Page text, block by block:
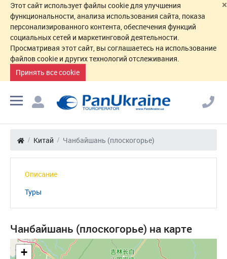
×
Этот сайт использует файлы cookie для улучшения
функциональности, анализа использования сайта, показа
персонализированного контента, обеспечения функций
социальных сетей и маркетинговой деятельности.
Просматривая этот сайт, вы соглашаетесь на использование
файлов cookie и других технологий отслеживания.
Принять все cookie
Китай Чанбайшань (плоскогорье)
Описание
Туры
Чанбайшань (плоскогорье) на карте
+